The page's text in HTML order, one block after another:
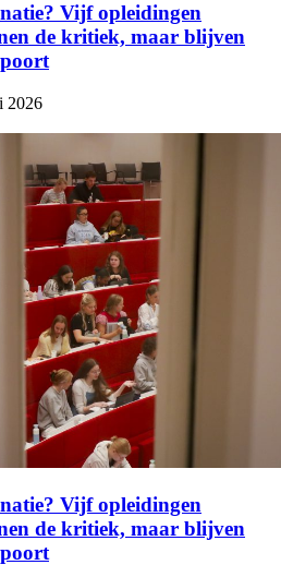
Vijf opleidingen
de kritiek, maar blijven
poort
2026
Vijf opleidingen
de kritiek, maar blijven
poort